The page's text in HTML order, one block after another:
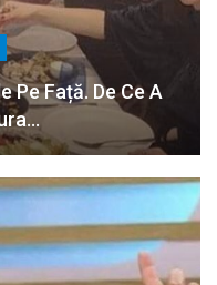
Pe Față. De Ce A